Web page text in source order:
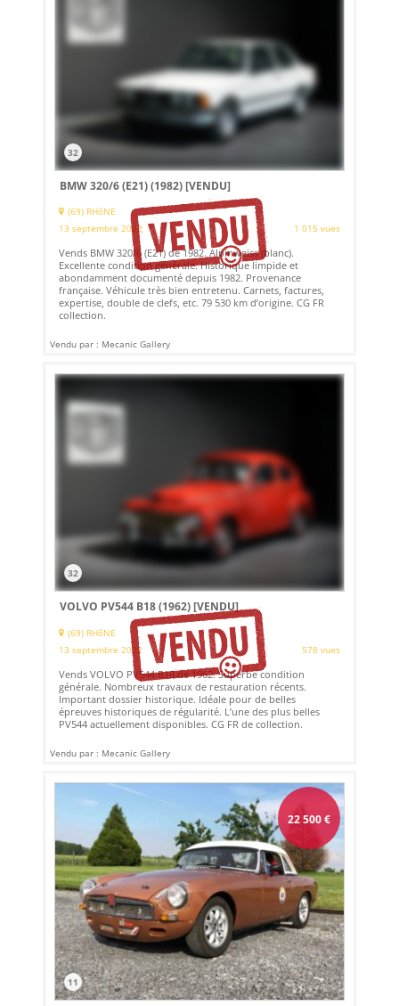
32
BMW 320/6 (E21) (1982)[VENDU]
(69) RHôNE
13 septembre 2022
1 015 vues
Vends BMW 320/6 (E21) de 1982. Alpinweiss (blanc).
Excellente condition générale. Historique limpide et
abondamment documenté depuis 1982. Provenance
française. Véhicule très bien entretenu. Carnets, factures,
expertise, double de clefs, etc. 79 530 km d’origine. CG FR
collection.
Vendu par : Mecanic Gallery
32
VOLVO PV544 B18 (1962)[VENDU]
(69) RHôNE
13 septembre 2022
578 vues
Vends VOLVO PV544 B18 de 1962. Superbe condition
générale. Nombreux travaux de restauration récents.
Important dossier historique. Idéale pour de belles
épreuves historiques de régularité. L’une des plus belles
PV544 actuellement disponibles. CG FR de collection.
Vendu par : Mecanic Gallery
22 500€
11